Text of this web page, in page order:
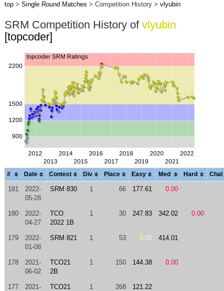
top> Single Round Matches > Competition History > vlyubin
SRM Competition History of vlyubin
[topcoder]
# Date Contest Div Place Easy Med Hard Chal
181
2022-
05-28
SRM 830 1 66 177.61 0.00
180
2022-
04-27
TCO
2022 1B
1 30 247.83 342.02 0.00
179
2022-
01-08
SRM 821 1 53 0.00 414.01
178
2021-
06-02
TCO21
2B
1 150 144.38 0.00
177
2021-
TCO21
1 268 121.22